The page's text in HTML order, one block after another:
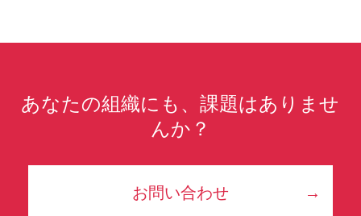
あなたの組織にも、課題はありませ
んか？
お問い合わせ